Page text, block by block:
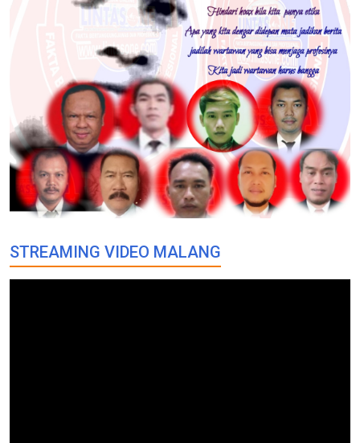
STREAMING VIDEO MALANG